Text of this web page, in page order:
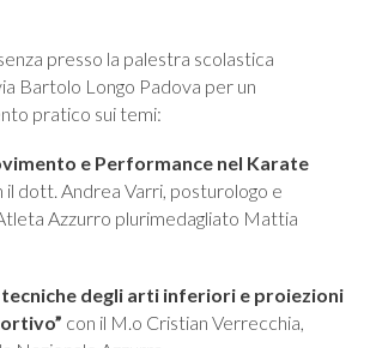
presso la palestra scolastica
Bartolo Longo Padova per un
pratico sui temi:
e Performance nel Karate
il dott. Andrea Varri, posturologo e
Azzurro plurimedagliato Mattia
tecniche degli arti inferiori e proiezioni
con il M.o Cristian Verrecchia,